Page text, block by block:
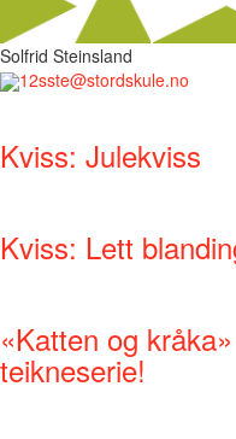
Solfrid Steinsland
12sste@stordskule.no
Kviss: Julekviss
Kviss: Lett
«Katten og
teikneserie!